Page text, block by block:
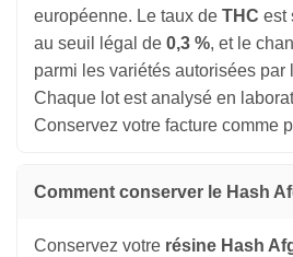
européenne. Le taux de THC est
au seuil légal de 0,3 %, et le
parmi les variétés autorisées par
Chaque lot est analysé en
Conservez votre facture comme
Comment conserver le Hash
Conservez votre résine Hash